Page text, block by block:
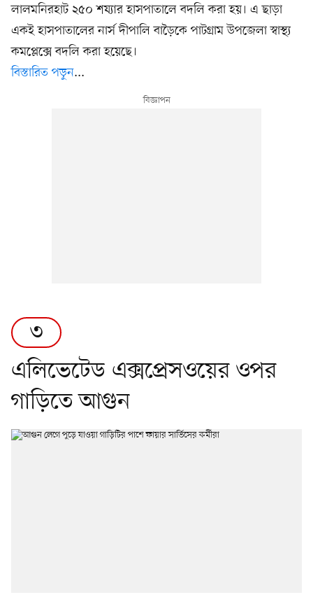
লালমনিরহাট ২৫০ শয্যার হাসপাতালে বদলি করা হয়। এ ছাড়া
একই হাসপাতালের নার্স দীপালি বাড়ৈকে পাটগ্রাম উপজেলা স্বাস্থ্য
কমপ্লেক্সে বদলি করা হয়েছে।
বিস্তারিত পড়ুন...
৩
এলিভেটেড এক্সপ্রেসওয়ের ওপর
গাড়িতে আগুন